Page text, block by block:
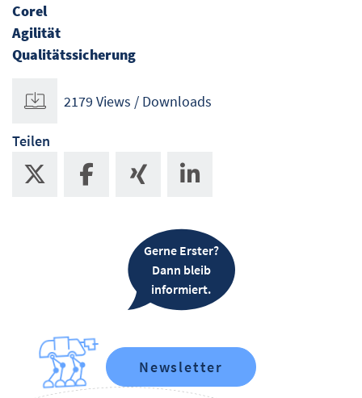
Corel
Agilität
Qualitätssicherung
2179 Views / Downloads
Teilen
Gerne Erster?
Dann bleib
informiert.
Newsletter